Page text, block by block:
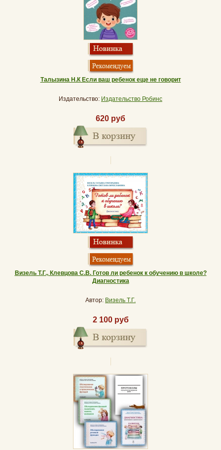
Талызина Н.К Если ваш ребенок еще не говорит
Издательство: Издательство Робинс
620 руб
Визель Т.Г., Клевцова С.В. Готов ли ребенок к обучению в школе?
Диагностика
Автор: Визель Т.Г.
2 100 руб